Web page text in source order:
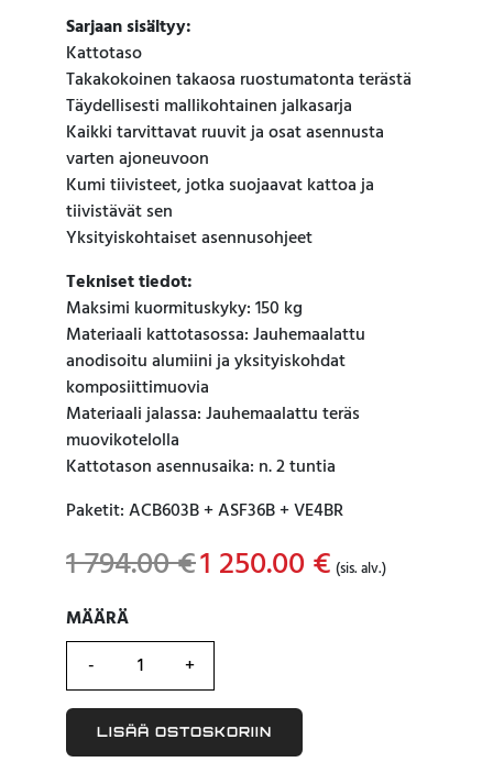
Sarjaan sisältyy:
Kattotaso
Takakokoinen takaosa ruostumatonta terästä
Täydellisesti mallikohtainen jalkasarja
Kaikki tarvittavat ruuvit ja osat asennusta
varten ajoneuvoon
Kumi tiivisteet, jotka suojaavat kattoa ja
tiivistävät sen
Yksityiskohtaiset asennusohjeet
Tekniset tiedot:
Maksimi kuormituskyky: 150 kg
Materiaali kattotasossa: Jauhemaalattu
anodisoitu alumiini ja yksityiskohdat
komposiittimuovia
Materiaali jalassa: Jauhemaalattu teräs
muovikotelolla
Kattotason asennusaika: n. 2 tuntia
Paketit: ACB603B + ASF36B + VE4BR
1 794.00€Original
price
1 250.00 € price
(sis. alv.)
MÄÄRÄ
MÄÄRÄ
LISÄÄ OSTOSKORIIN